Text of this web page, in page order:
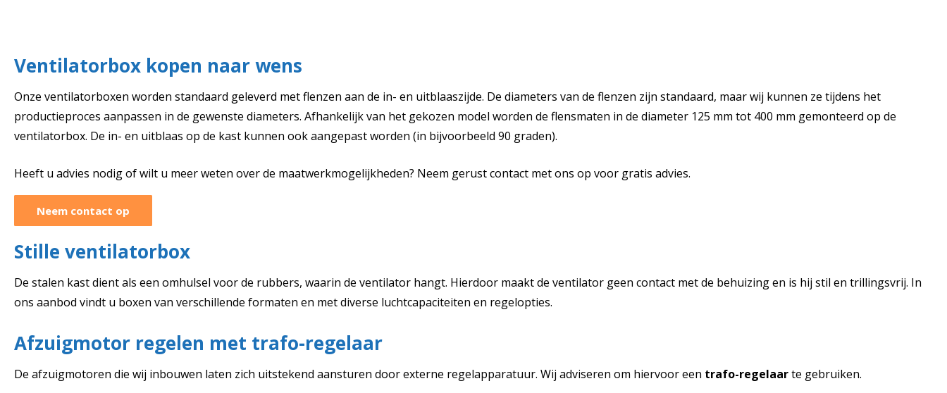
Ventilatorbox kopen naar wens
Onze ventilatorboxen worden standaard geleverd met flenzen aan de in- en uitblaaszijde. De diameters van de flenzen zijn standaard, maar wij kunnen ze tijdens het
productieproces aanpassen in de gewenste diameters. Afhankelijk van het gekozen model worden de flensmaten in de diameter 125 mm tot 400 mm gemonteerd op de
ventilatorbox. De in- en uitblaas op de kast kunnen ook aangepast worden (in bijvoorbeeld 90 graden).
Heeft u advies nodig of wilt u meer weten over de maatwerkmogelijkheden? Neem gerust contact met ons op voor gratis advies.
Neem contact op
Stille ventilatorbox
De stalen kast dient als een omhulsel voor de rubbers, waarin de ventilator hangt. Hierdoor maakt de ventilator geen contact met de behuizing en is hij stil en trillingsvrij. In
ons aanbod vindt u boxen van verschillende formaten en met diverse luchtcapaciteiten en regelopties.
Afzuigmotor regelen met trafo-regelaar
De afzuigmotoren die wij inbouwen laten zich uitstekend aansturen door externe regelapparatuur. Wij adviseren om hiervoor een trafo-regelaarte gebruiken.